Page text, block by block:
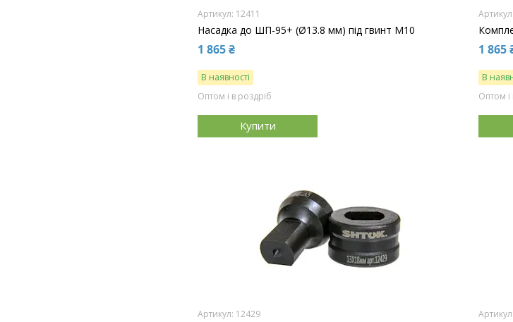
12411
Насадка до ШП-95+ (Ø13.8 мм) під гвинт М10
1 865 ₴
В наявності
Оптом і в роздріб
Купити
1 865
В
Оптом і
12429